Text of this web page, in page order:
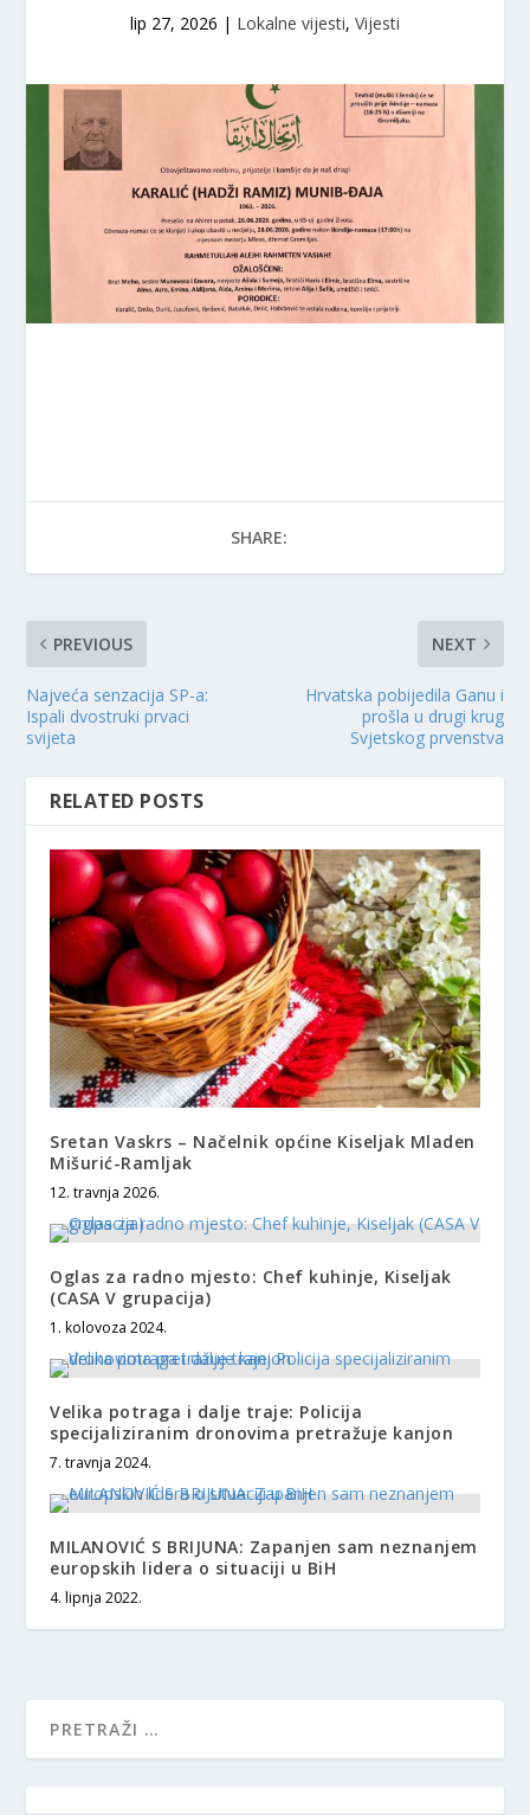
lip 27, 2026 | Lokalne vijesti, Vijesti
SHARE:
PREVIOUS
Najveća senzacija SP-a:
Ispali dvostruki prvaci
svijeta
NEXT
Hrvatska pobijedila Ganu i
prošla u drugi krug
Svjetskog prvenstva
RELATED POSTS
Sretan Vaskrs – Načelnik općine Kiseljak Mladen
Mišurić-Ramljak
12. travnja 2026.
Oglas za radno mjesto: Chef kuhinje, Kiseljak
(CASA V grupacija)
1. kolovoza 2024.
Velika potraga i dalje traje: Policija
specijaliziranim dronovima pretražuje kanjon
7. travnja 2024.
MILANOVIĆ S BRIJUNA: Zapanjen sam neznanjem
europskih lidera o situaciji u BiH
4. lipnja 2022.